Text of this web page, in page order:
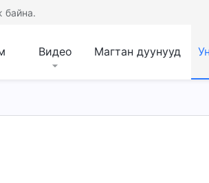
байна.
Видео Магтан дуунууд